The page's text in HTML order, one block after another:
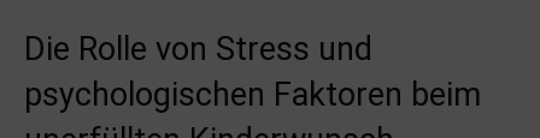
Die Rolle von Stress und
psychologischen Faktoren beim